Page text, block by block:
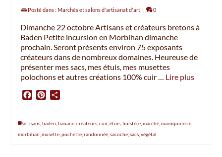
Posté dans : Marchés et salons d'artisanat d'art | 0
Dimanche 22 octobre Artisans et créateurs bretons à
Baden Petite incursion en Morbihan dimanche
prochain. Seront présents environ 75 exposants
créateurs dans de nombreux domaines. Heureuse de
présenter mes sacs, mes étuis, mes musettes
polochons et autres créations 100% cuir … Lire plus
FacebookPinterest
artisans baden banane créateurs cuir, étuis finistère marché maroquinerie
morbihan musette pochette randonnée sacoche sacs végétal